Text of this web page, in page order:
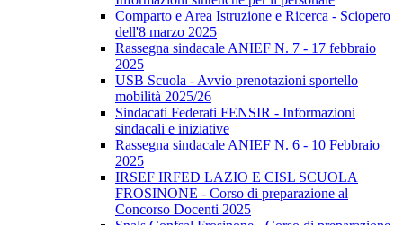
Comparto e Area Istruzione e Ricerca - Sciopero
dell'8 marzo 2025
Rassegna sindacale ANIEF N. 7 - 17 febbraio
2025
USB Scuola - Avvio prenotazioni sportello
mobilità 2025/26
Sindacati Federati FENSIR - Informazioni
sindacali e iniziative
Rassegna sindacale ANIEF N. 6 - 10 Febbraio
2025
IRSEF IRFED LAZIO E CISL SCUOLA
FROSINONE - Corso di preparazione al
Concorso Docenti 2025